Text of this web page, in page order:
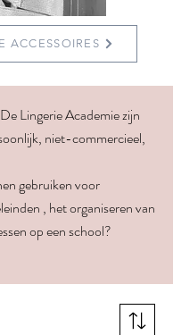
ACCESSOIRES
Lingerie Academie zijn
niet-commercieel,
gebruiken voor
, het organiseren van
op een school?